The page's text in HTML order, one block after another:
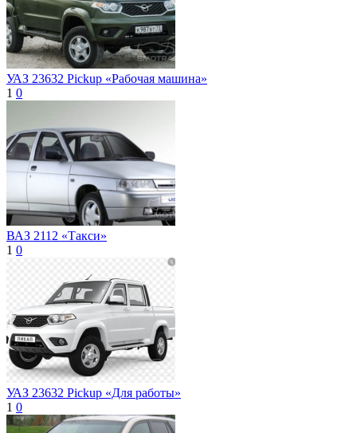
УАЗ 23632 Pickup «Рабочая машина»
1 0
ВАЗ 2112 «Такси»
1 0
УАЗ 23632 Pickup «Для работы»
1 0